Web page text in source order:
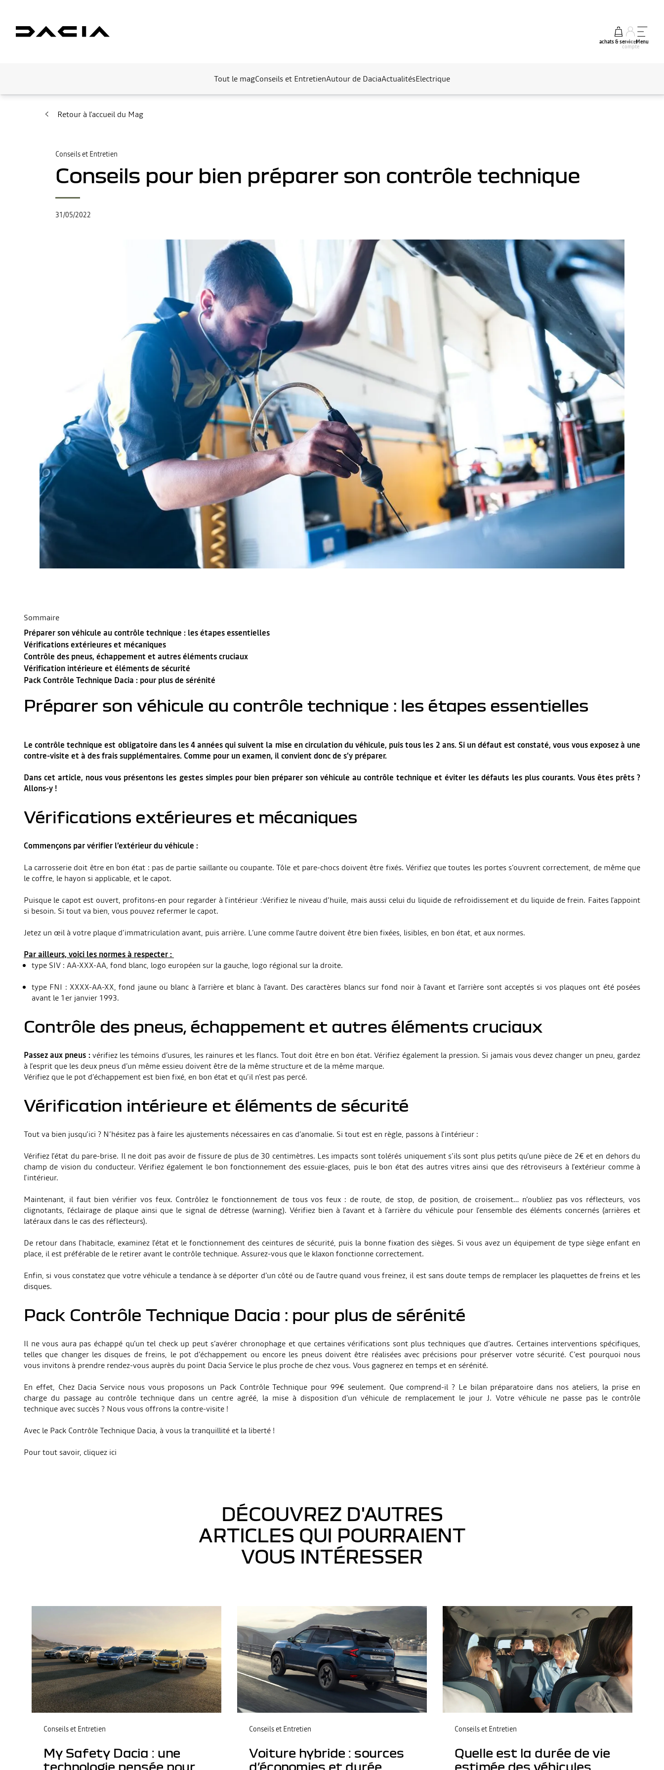
achats & services
mon
compte
Menu
Tout le magConseils et EntretienAutour de DaciaActualitésElectrique
Retour à l’accueil du Mag
Conseils et Entretien
Conseils pour bien préparer son contrôle technique
31/05/2022
Sommaire
Préparer son véhicule au contrôle technique : les étapes essentielles
Vérifications extérieures et mécaniques
Contrôle des pneus, échappement et autres éléments cruciaux
Vérification intérieure et éléments de sécurité
Pack Contrôle Technique Dacia : pour plus de sérénité
Préparer son véhicule au contrôle technique : les étapes essentielles
Le contrôle technique est obligatoire dans les 4 années qui suivent la mise en circulation du véhicule, puis tous les 2 ans. Si un défaut est constaté, vous vous exposez à une
contre-visite et à des frais supplémentaires. Comme pour un examen, il convient donc de s’y préparer.
Dans cet article, nous vous présentons les gestes simples pour bien préparer son véhicule au contrôle technique et éviter les défauts les plus courants. Vous êtes prêts ?
Allons-y !
Vérifications extérieures et mécaniques
Commençons par vérifier l’extérieur du véhicule :
La carrosserie doit être en bon état : pas de partie saillante ou coupante. Tôle et pare-chocs doivent être fixés. Vérifiez que toutes les portes s’ouvrent correctement, de même que
le coffre, le hayon si applicable, et le capot.
Puisque le capot est ouvert, profitons-en pour regarder à l’intérieur :Vérifiez le niveau d’huile, mais aussi celui du liquide de refroidissement et du liquide de frein. Faites l’appoint
si besoin. Si tout va bien, vous pouvez refermer le capot.
Jetez un œil à votre plaque d’immatriculation avant, puis arrière. L’une comme l’autre doivent être bien fixées, lisibles, en bon état, et aux normes.
Par ailleurs, voici les normes à respecter :
type SIV : AA-XXX-AA, fond blanc, logo européen sur la gauche, logo régional sur la droite.
type FNI : XXXX-AA-XX, fond jaune ou blanc à l’arrière et blanc à l’avant. Des caractères blancs sur fond noir à l’avant et l’arrière sont acceptés si vos plaques ont été posées
avant le 1er janvier 1993.
Contrôle des pneus, échappement et autres éléments cruciaux
Passez aux pneus :vérifiez les témoins d’usures, les rainures et les flancs. Tout doit être en bon état. Vérifiez également la pression. Si jamais vous devez changer un pneu, gardez
à l’esprit que les deux pneus d’un même essieu doivent être de la même structure et de la même marque.
Vérifiez que le pot d’échappement est bien fixé, en bon état et qu’il n’est pas percé.
Vérification intérieure et éléments de sécurité
Tout va bien jusqu’ici ? N’hésitez pas à faire les ajustements nécessaires en cas d’anomalie. Si tout est en règle, passons à l’intérieur :
Vérifiez l’état du pare-brise. Il ne doit pas avoir de fissure de plus de 30 centimètres. Les impacts sont tolérés uniquement s’ils sont plus petits qu’une pièce de 2€ et en dehors du
champ de vision du conducteur. Vérifiez également le bon fonctionnement des essuie-glaces, puis le bon état des autres vitres ainsi que des rétroviseurs à l’extérieur comme à
l’intérieur.
Maintenant, il faut bien vérifier vos feux. Contrôlez le fonctionnement de tous vos feux : de route, de stop, de position, de croisement… n’oubliez pas vos réflecteurs, vos
clignotants, l’éclairage de plaque ainsi que le signal de détresse (warning). Vérifiez bien à l’avant et à l’arrière du véhicule pour l’ensemble des éléments concernés (arrières et
latéraux dans le cas des réflecteurs).
De retour dans l’habitacle, examinez l’état et le fonctionnement des ceintures de sécurité, puis la bonne fixation des sièges. Si vous avez un équipement de type siège enfant en
place, il est préférable de le retirer avant le contrôle technique. Assurez-vous que le klaxon fonctionne correctement.
Enfin, si vous constatez que votre véhicule a tendance à se déporter d’un côté ou de l’autre quand vous freinez, il est sans doute temps de remplacer les plaquettes de freins et les
disques.
Pack Contrôle Technique Dacia : pour plus de sérénité
Il ne vous aura pas échappé qu’un tel check up peut s’avérer chronophage et que certaines vérifications sont plus techniques que d’autres. Certaines interventions spécifiques,
telles que changer les disques de freins, le pot d’échappement ou encore les pneus doivent être réalisées avec précisions pour préserver votre sécurité. C’est pourquoi nous
vous invitons à prendre rendez-vous auprès du point Dacia Service le plus proche de chez vous. Vous gagnerez en temps et en sérénité.
En effet, Chez Dacia Service nous vous proposons un Pack Contrôle Technique pour 99€ seulement. Que comprend-il ? Le bilan préparatoire dans nos ateliers, la prise en
charge du passage au contrôle technique dans un centre agréé, la mise à disposition d’un véhicule de remplacement le jour J. Votre véhicule ne passe pas le contrôle
technique avec succès ? Nous vous offrons la contre-visite !
Avec le Pack Contrôle Technique Dacia, à vous la tranquillité et la liberté !
Pour tout savoir, cliquez ici
DÉCOUVREZ D'AUTRES
ARTICLES QUI POURRAIENT
VOUS INTÉRESSER
Conseils et Entretien
My Safety Dacia : une
technologie pensée pour
Conseils et Entretien
Voiture hybride : sources
d’économies et durée
Conseils et Entretien
Quelle est la durée de vie
estimée des véhicules